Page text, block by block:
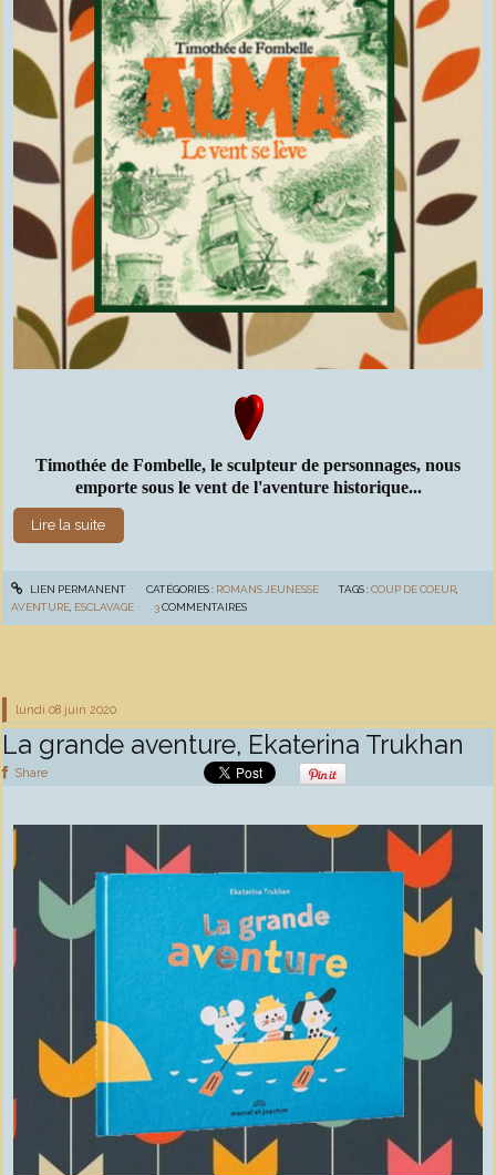
Timothée de Fombelle, le sculpteur de personnages, nous
emporte sous le vent de l'aventure historique...
Lire la suite
LIEN PERMANENT CATÉGORIES : ROMANS JEUNESSE TAGS :COUP DE COEUR
AVENTURE ESCLAVAGE 3 COMMENTAIRES
lundi 08 juin 2020
La grande aventure, Ekaterina Trukhan
Share